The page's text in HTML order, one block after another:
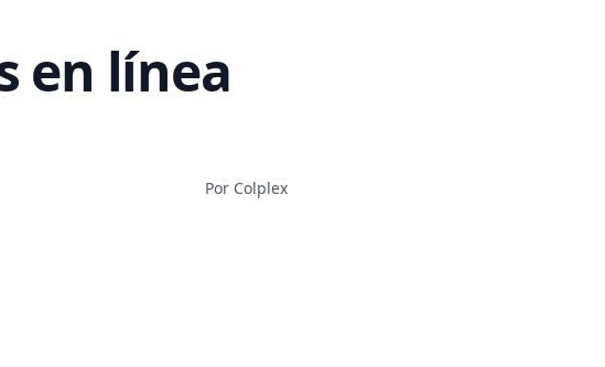
en línea
Por Colplex